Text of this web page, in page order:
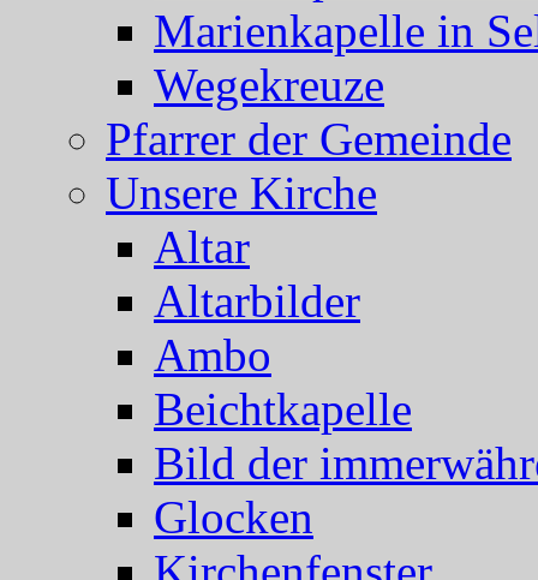
Marienkapelle in
Wegekreuze
Pfarrer der Gemeinde
Unsere Kirche
Altar
Altarbilder
Ambo
Beichtkapelle
Bild der
Glocken